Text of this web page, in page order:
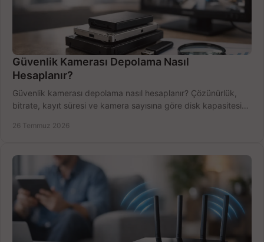
Güvenlik Kamerası Depolama Nasıl
Hesaplanır?
Güvenlik kamerası depolama nasıl hesaplanır? Çözünürlük,
bitrate, kayıt süresi ve kamera sayısına göre disk kapasitesini
26 Temmuz 2026